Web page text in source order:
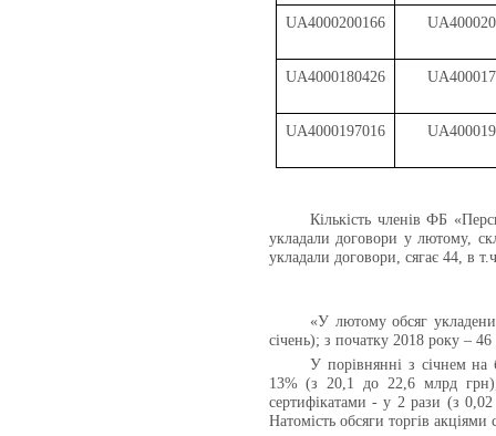
UA4000200166
UA4000180426
UA4000197016
Кількість членів ФБ
укладали договори у лютому,
укладали договори, сягає 44, в
«У лютому обсяг
січень); з початку 2018 року –
У порівнянні з січнем на
13% (з 20,1 до 22,6 млрд
сертифікатами - у 2 рази (з
Натомість обсяги торгів